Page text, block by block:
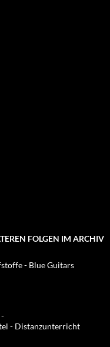
FOLGEN IM ARCHIV
- Blue Guitars
- Distanzunterricht